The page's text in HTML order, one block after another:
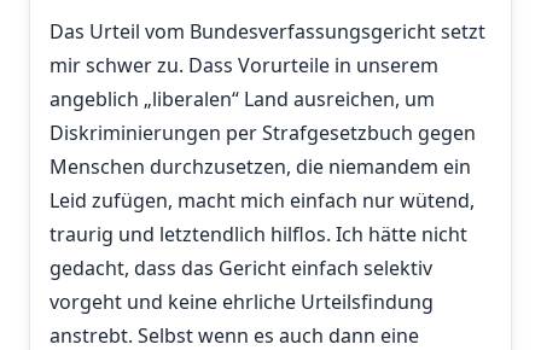
Das Urteil vom Bundesverfassungsgericht setzt
mir schwer zu. Dass Vorurteile in unserem
angeblich „liberalen“ Land ausreichen, um
Diskriminierungen per Strafgesetzbuch gegen
Menschen durchzusetzen, die niemandem ein
Leid zufügen, macht mich einfach nur wütend,
traurig und letztendlich hilflos. Ich hätte nicht
gedacht, dass das Gericht einfach selektiv
vorgeht und keine ehrliche Urteilsfindung
anstrebt. Selbst wenn es auch dann eine